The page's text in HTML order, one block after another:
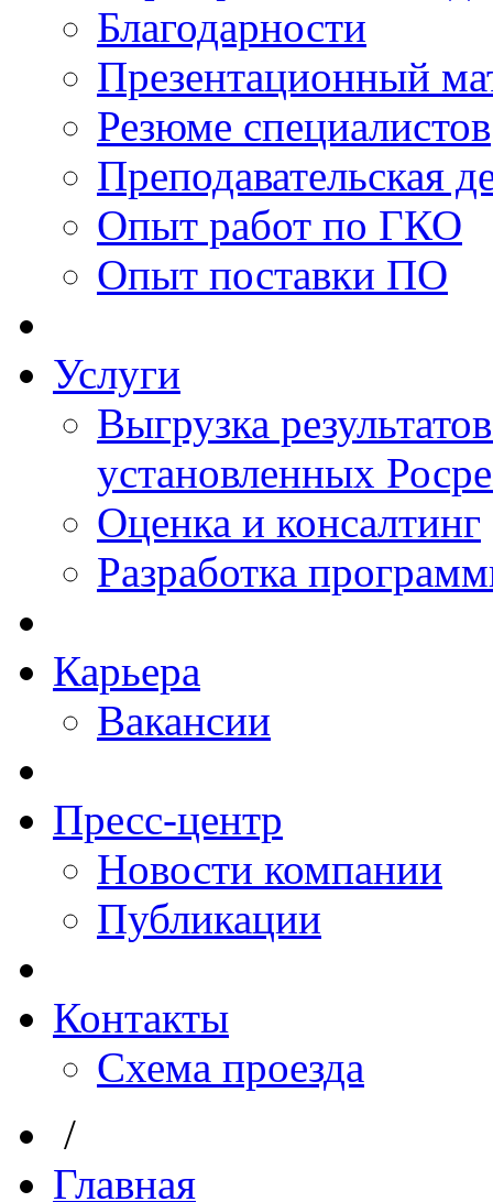
Благодарности
Презентационный
Резюме специалистов
Преподавательская
Опыт работ по ГКО
Опыт поставки ПО
Услуги
Выгрузка
установленных
Оценка и консалтинг
Разработка
Карьера
Вакансии
Пресс-центр
Новости компании
Публикации
Контакты
Схема проезда
/
Главная